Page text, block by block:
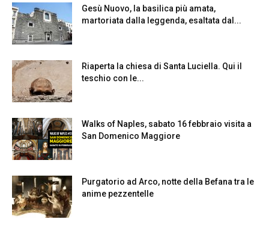
Gesù Nuovo, la basilica più amata,
martoriata dalla leggenda, esaltata dal...
Riaperta la chiesa di Santa Luciella. Qui il
teschio con le...
Walks of Naples, sabato 16 febbraio visita a
San Domenico Maggiore
Purgatorio ad Arco, notte della Befana tra le
anime pezzentelle